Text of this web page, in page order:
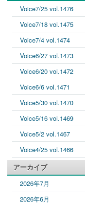
Voice7/25 vol.1476
Voice7/18 vol.1475
Voice7/4 vol.1474
Voice6/27 vol.1473
Voice6/20 vol.1472
Voice6/6 vol.1471
Voice5/30 vol.1470
Voice5/16 vol.1469
Voice5/2 vol.1467
Voice4/25 vol.1466
アーカイブ
2026年7月
2026年6月